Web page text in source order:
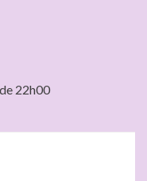
22h00